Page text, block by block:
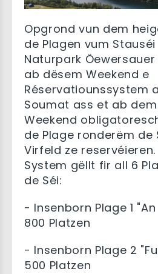
Opgrond vun dem
de Plagen vum
Naturpark
ab dësem Weekend e
Réservatiounssystem
Soumat ass et ab
Weekend
de Plage ronderëm de
Virfeld ze reservéieren.
System gëllt fir all 6
de Séi:
- Insenborn Plage 1
800 Platzen
- Insenborn Plage 2
500 Platzen